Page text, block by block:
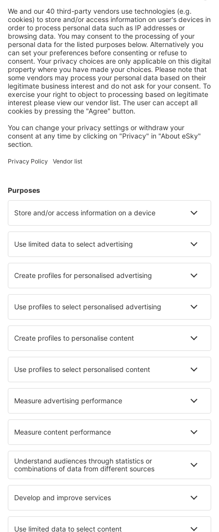
Bespaar meer
Reisaanbiedingen en speciale aanbiedingen voor
geregistreerde gebruikers.
Accommodaties die u bevallen
Kies uit meer dan 1,3 miljoen accommodaties: hotels,
jeugdherbergen, appartementen en meer.
Meest gezochte hotels door eSky-gebruikers
Hotels in Turkije - Populaire steden
Hotels in Kaş Hotels in Alanya Hotels in Uchisar
Hotels in Erdemli
Beste hotels - steden
Hotels in Hoogezand Hotels in Sokolinoye
Hotels in Nova Veneza Hotels in Ubrique Hotels in Leuc
Hotels in Trichiana
Hotels in Turkije Hotels in Bodrum
Hotels in Turiec Hotels in Georgia
Hotels aan de Costa da Morte
Hotels in Poas Volcano National Park
Hotels in Olympic National Park